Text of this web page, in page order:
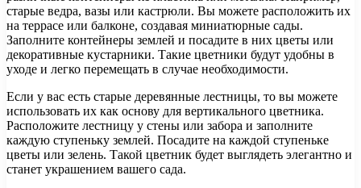
старые ведра, вазы или кастрюли. Вы можете расположить их
на террасе или балконе, создавая миниатюрные сады.
Заполните контейнеры землей и посадите в них цветы или
декоративные кустарники. Такие цветники будут удобны в
уходе и легко перемещать в случае необходимости.
Если у вас есть старые деревянные лестницы, то вы можете
использовать их как основу для вертикального цветника.
Расположите лестницу у стены или забора и заполните
каждую ступеньку землей. Посадите на каждой ступеньке
цветы или зелень. Такой цветник будет выглядеть элегантно и
станет украшением вашего сада.